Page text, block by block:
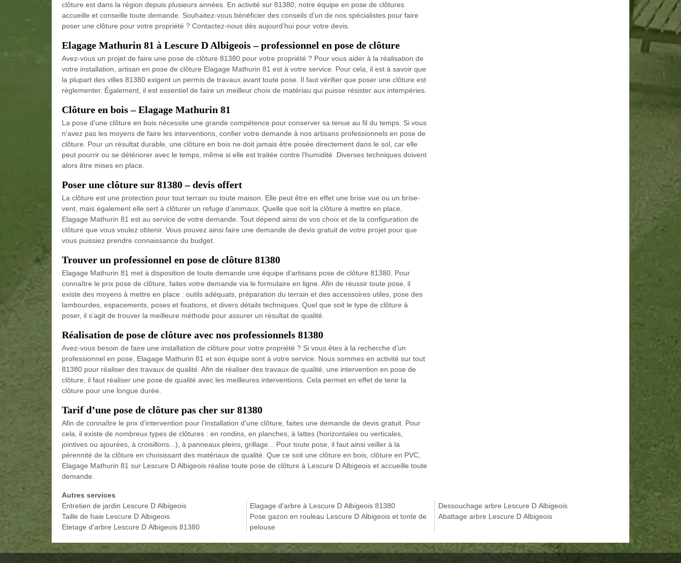
clôture est dans la région depuis plusieurs années. En activité sur 81380, notre équipe en pose de clôtures
accueille et conseille toute demande. Souhaitez-vous bénéficier des conseils d'un de nos spécialistes pour faire
poser une clôture pour votre propriété ? Contactez-nous dès aujourd’hui pour votre devis.
Elagage Mathurin 81 à Lescure D Albigeois – professionnel en pose de clôture
Avez-vous un projet de faire une pose de clôture 81380 pour votre propriété ? Pour vous aider à la réalisation de
votre installation, artisan en pose de clôture Elagage Mathurin 81 est à votre service. Pour cela, il est à savoir que
la plupart des villes 81380 exigent un permis de travaux avant toute pose. Il faut vérifier que poser une clôture est
réglementer. Également, il est essentiel de faire un meilleur choix de matériau qui puisse résister aux intempéries.
Clôture en bois – Elagage Mathurin 81
La pose d'une clôture en bois nécessite une grande compétence pour conserver sa tenue au fil du temps. Si vous
n'avez pas les moyens de faire les interventions, confier votre demande à nos artisans professionnels en pose de
clôture. Pour un résultat durable, une clôture en bois ne doit jamais être posée directement dans le sol, car elle
peut pourrir ou se détériorer avec le temps, même si elle est traitée contre l'humidité. Diverses techniques doivent
alors être mises en place.
Poser une clôture sur 81380 – devis offert
La clôture est une protection pour tout terrain ou toute maison. Elle peut être en effet une brise vue ou un brise-
vent, mais également elle sert à clôturer un refuge d’animaux. Quelle que soit la clôture à mettre en place,
Elagage Mathurin 81 est au service de votre demande. Tout dépend ainsi de vos choix et de la configuration de
clôture que vous voulez obtenir. Vous pouvez ainsi faire une demande de devis gratuit de votre projet pour que
vous puissiez prendre connaissance du budget.
Trouver un professionnel en pose de clôture 81380
Elagage Mathurin 81 met à disposition de toute demande une équipe d’artisans pose de clôture 81380. Pour
connaître le prix pose de clôture, faites votre demande via le formulaire en ligne. Afin de réussir toute pose, il
existe des moyens à mettre en place : outils adéquats, préparation du terrain et des accessoires utiles, pose des
lambourdes, espacements, poses et fixations, et divers détails techniques. Quel que soit le type de clôture à
poser, il s’agit de trouver la meilleure méthode pour assurer un résultat de qualité.
Réalisation de pose de clôture avec nos professionnels 81380
Avez-vous besoin de faire une installation de clôture pour votre propriété ? Si vous êtes à la recherche d’un
professionnel en pose, Elagage Mathurin 81 et son équipe sont à votre service. Nous sommes en activité sur tout
81380 pour réaliser des travaux de qualité. Afin de réaliser des travaux de qualité, une intervention en pose de
clôture, il faut réaliser une pose de qualité avec les meilleures interventions. Cela permet en effet de tenir la
clôture pour une longue durée.
Tarif d’une pose de clôture pas cher sur 81380
Afin de connaître le prix d’intervention pour l’installation d’une clôture, faites une demande de devis gratuit. Pour
cela, il existe de nombreux types de clôtures : en rondins, en planches, à lattes (horizontales ou verticales,
jointives ou ajourées, à croisillons...), à panneaux pleins, grillage... Pour toute pose, il faut ainsi veiller à la
pérennité de la clôture en choisissant des matériaux de qualité. Que ce soit une clôture en bois, clôture en PVC,
Elagage Mathurin 81 sur Lescure D Albigeois réalise toute pose de clôture à Lescure D Albigeois et accueille toute
demande.
Autres services
Entretien de jardin Lescure D Albigeois
Taille de haie Lescure D Albigeois
Etetage d'arbre Lescure D Albigeois 81380
Elagage d'arbre à Lescure D Albigeois 81380
Pose gazon en rouleau Lescure D Albigeois et tonte de
pelouse
Dessouchage arbre Lescure D Albigeois
Abattage arbre Lescure D Albigeois